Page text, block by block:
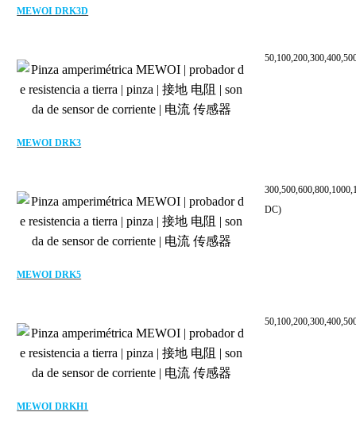
MEWOI DRK3D
MEWOI DRK3
MEWOI DRK5
DC)
MEWOI DRKH1